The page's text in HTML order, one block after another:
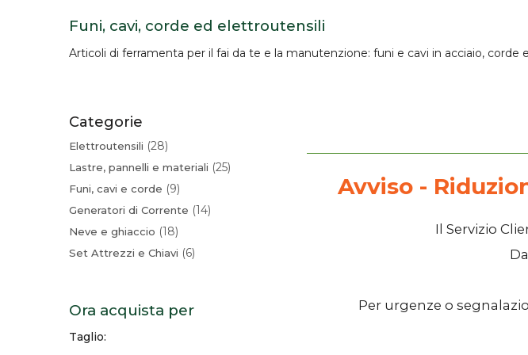
Funi, cavi, corde ed elettroutensili
Articoli di ferramenta per il fai da te e la manutenzione: funi e cavi in acciaio, corde
Categorie
Elettroutensili 28
Lastre, pannelli e materiali 25
Funi, cavi e corde 9
Generatori di Corrente 14
Neve e ghiaccio 18
Set Attrezzi e Chiavi 6
Ora acquista per
Taglio
Avviso -
Il Servizio
Per urgenze o